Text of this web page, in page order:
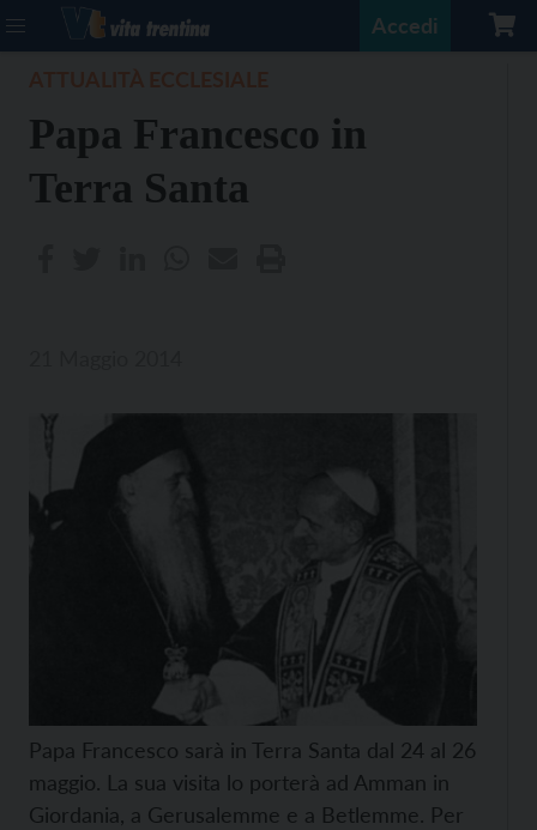
Accedi
Papa Francesco in
Terra Santa
Papa Francesco sarà in Terra Santa dal 24 al 26
maggio. La sua visita lo porterà ad Amman in
Giordania, a Gerusalemme e a Betlemme. Per